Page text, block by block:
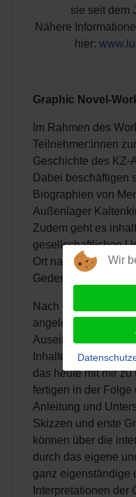
sie seit dem
Nähere
hier:
Graphic Novel-
Im Rahmen des
Teilnehmer:innen
Geschichte des KZ-
Dabei beschäftigen
Biographien von
Außenlager
Zudem geht es
gesellschaftlichen
Ort nach 1945 bis
Gedenkstätte im Jahr
Nach dem
angelegten Input
Inhalten,
das heute mit mir
fertigen in der Folge
Anleitung und
Skizzen und erste
können über die
durch das eigene
ganz eigenständige
Interpretationen der
Wir